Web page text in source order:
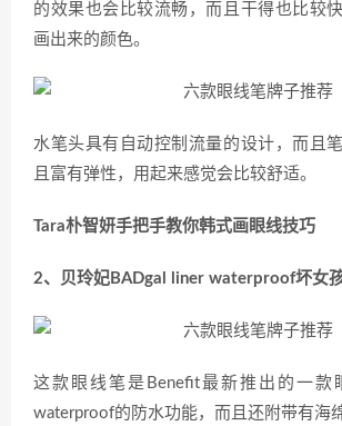
的效果也会比较流畅，而且干得也比较
画出来的颜色。
水笔头具有自动控制流量的设计，而且
且富有弹性，用起来感觉会比较舒适。
Tara朴智妍手把手教你韩式画眼线技巧
2、贝玲妃BADgal liner waterproof坏女
这款眼线笔是Benefit最新推出的一款
waterproof的防水功能，而且还附带有海